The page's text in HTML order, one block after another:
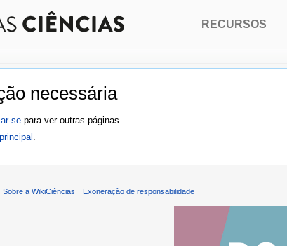
necessária
pesquisa
se para ver outras páginas.
RECURSOS
Sobre a WikiCiências Exoneração de responsabilidade